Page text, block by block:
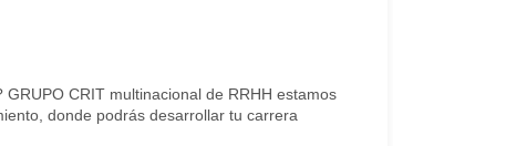
CRIT multinacional de RRHH estamos
donde podrás desarrollar tu carrera